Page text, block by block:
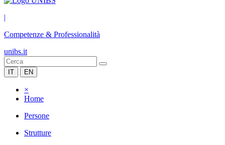
|
Competenze & Professionalità
unibs.it
IT EN
×
Home
Persone
Strutture